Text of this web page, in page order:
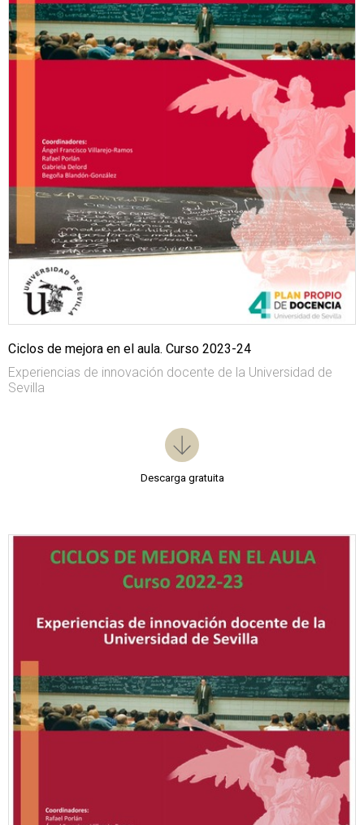
Ciclos de mejora en el aula. Curso 2023-24
Experiencias de innovación docente de la Universidad de
Sevilla
Descarga gratuita